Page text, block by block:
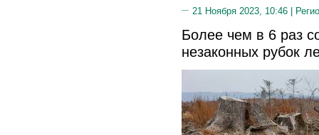
21 Ноября 2023, 10:46 |
Более чем в 6 раз
незаконных рубок